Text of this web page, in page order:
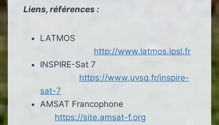
Liens, références :
LATMOS
http://www.latmos.ipsl.fr
INSPIRE-Sat 7
https://www.uvsq.fr/inspire-
sat-7
AMSAT Francophone
https://site.amsat-f.org